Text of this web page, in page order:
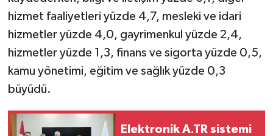
hizmet faaliyetleri yüzde 4,7, mesleki ve idari
hizmetler yüzde 4,0, gayrimenkul yüzde 2,4,
hizmetler yüzde 1,3, finans ve sigorta yüzde 0,5,
kamu yönetimi, eğitim ve sağlık yüzde 0,3
büyüdü.
Elektronik A.TR sistemi